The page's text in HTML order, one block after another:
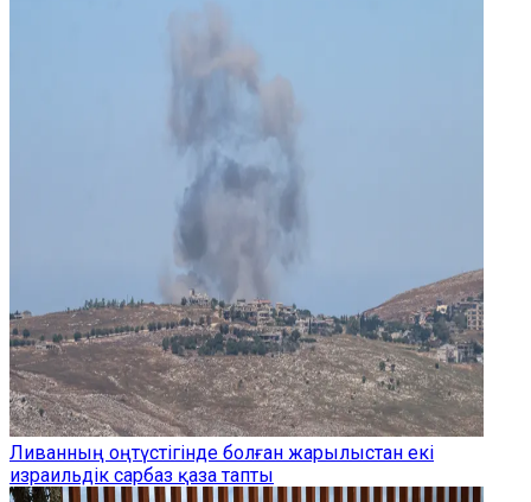
Ливанның оңтүстігінде болған жарылыстан екі
израильдік сарбаз қаза тапты